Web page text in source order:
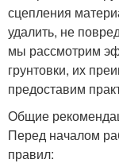
сцепления
удалить, не
мы рассмотрим
грунтовки, их
предоставим
Общие
Перед началом
правил: